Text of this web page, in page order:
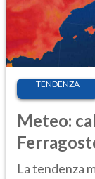
TENDENZA
Meteo:
Ecco dove
La tendenza